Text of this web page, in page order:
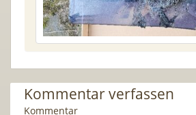
Kommentar verfassen
Kommentar